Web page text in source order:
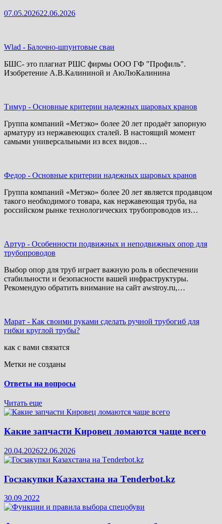
07.05.202622.06.2026
Wlad - Балочно-шпунтовые сваи
БШС- это плагиат РШС фирмы ООО ГФ "Профиль".
Изобретение А.В.Калининой и АюЛюКалинина
Тимур - Основные критерии надежных шаровых кранов
Группа компаний «Метэко» более 20 лет продаёт запорную
арматуру из нержавеющих сталей. В настоящий момент
самыми универсальными из всех видов…
Федор - Основные критерии надежных шаровых кранов
Группа компаний «Метэко» более 20 лет является продавцом
такого необходимого товара, как нержавеющая труба, на
российском рынке технологических трубопроводов из…
Артур - Особенности подвижных и неподвижных опор для
трубопроводов
Выбор опор для труб играет важную роль в обеспечении
стабильности и безопасности вашей инфраструктуры.
Рекомендую обратить внимание на сайт awstroy.ru,…
Марат - Как своими руками сделать ручной трубогиб для
гибки круглой трубы?
как с вами связатся
Метки не созданы
Ответы на вопросы
Читать еще
Какие запчасти Кировец ломаются чаще всего
20.04.202622.06.2026
Госзакупки Казахстана на Тenderbot.kz
30.09.2022